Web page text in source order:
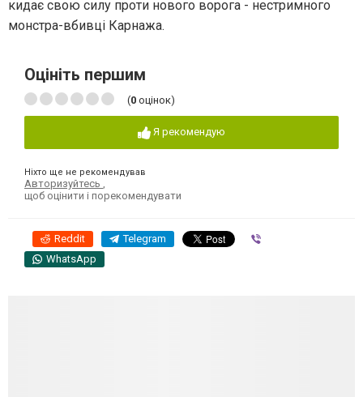
кидає свою силу проти нового ворога - нестримного
монстра-вбивці Карнажа.
Оцініть першим
(0 оцінок)
Я рекомендую
Ніхто ще не рекомендував
Авторизуйтесь
щоб оцінити і порекомендувати
Reddit Telegram
WhatsApp